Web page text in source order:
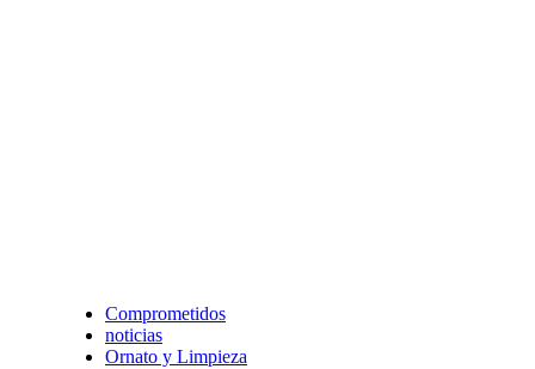
Comprometidos
noticias
Ornato y Limpieza